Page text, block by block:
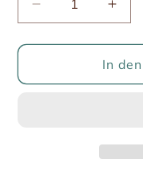
Verringere
die
Menge
Erdbeer-
die
für
In